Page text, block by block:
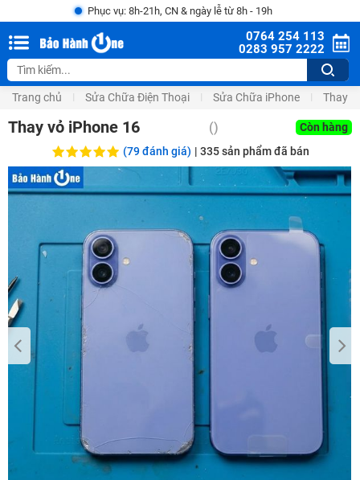
Phục vụ: 8h-21h, CN & ngày lễ từ 8h - 19h
0764 254 113
0283 957 2222
Trang chủ Sửa Chữa Điện Thoại Sửa Chữa iPhone Thay
Thay vỏ iPhone 16 ()
Còn hàng
(79 đánh giá) | 335sản phẩm đã bán